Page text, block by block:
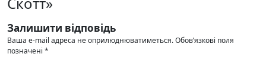
Залишити відповідь
Ваша e-mail адреса не оприлюднюватиметься.Обов’язкові поля
позначені *